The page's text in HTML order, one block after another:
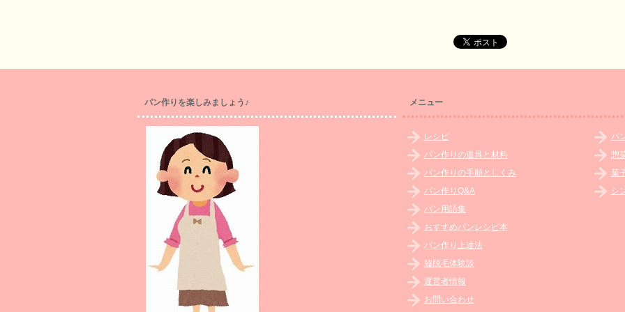
パン作りを楽しみましょう♪ メニュー
レシピ
パン作りの道具と材料
パン作りの手順としくみ
パン作りQ&A
パン用語集
おすすめパンレシピ本
パン作り上達法
脇脱毛体験談
運営者情報
お問い合わせ
パ
惣
菓
シ